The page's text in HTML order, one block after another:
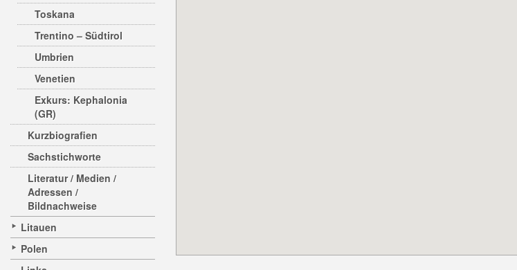
Toskana
Trentino – Südtirol
Umbrien
Venetien
Exkurs: Kephalonia
(GR)
Kurzbiografien
Sachstichworte
Literatur / Medien /
Adressen /
Bildnachweise
Litauen
Polen